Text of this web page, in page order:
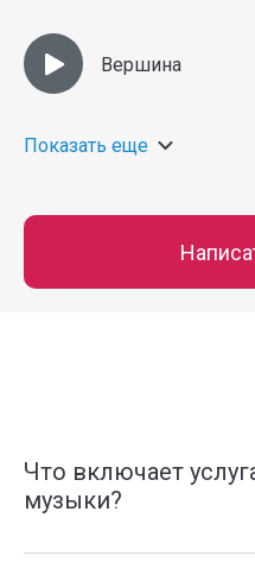
Вершина
Показать еще
Что включает
музыки?